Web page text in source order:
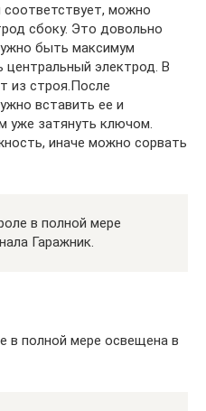
можно
сбоку. Это довольно
быть максимум
электрод. В
из строя.После
вставить ее и
уже затянуть ключом.
иначе можно сорвать
в полной мере
Гаражник.
в полной мере освещена в